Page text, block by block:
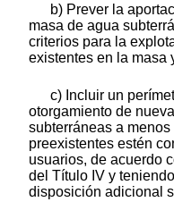
b) Prever la
masa de agua
criterios para la
existentes en la masa
c) Incluir un
otorgamiento de
subterráneas a
preexistentes estén
usuarios, de acuerdo
del Título IV y
disposición adicional